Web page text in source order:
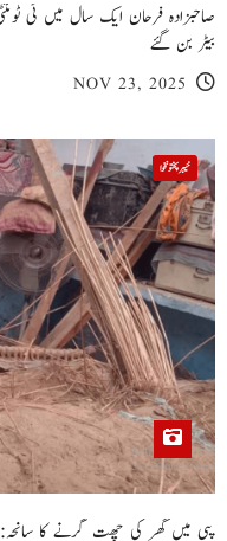
بیٹر بن گئے
NOV 23, 2025
خیبر پختونخوا
پبی میں گھر کی چھت گرنے کا سانحہ: 5 افراد جان کی بازی ہار گئے، 3 زخمی